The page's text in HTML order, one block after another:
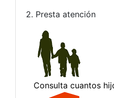
2. Presta atención